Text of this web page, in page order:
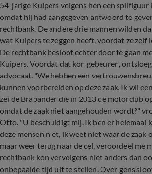
54-jarige Kuipers volgens hen een spilfiguur
omdat hij had aangegeven antwoord te
rechtbank. De andere drie mannen wilden
wat Kuipers te zeggen heeft, voordat ze zelf
De rechtbank besloot echter door te gaan
Kuipers. Voordat dat kon gebeuren,
advocaat. "We hebben een
kunnen voorbereiden op deze zaak. Ik wil
zei de Brabander die in 2013 de motorclub
omdat de zaak niet aangehouden wordt?"
Otto. "U beschuldigt mij. Ik ben er helemaal
deze mensen niet, ik weet niet waar de zaak
maar weer terug naar de cel, veroordeel me
rechtbank kon vervolgens niet anders dan
onbepaalde tijd uit te stellen. Overigens